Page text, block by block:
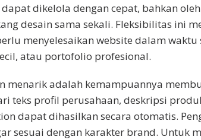
dikelola dengan cepat, bahkan
desain sama sekali. Fleksibilitas ini
menyelesaikan website dalam waktu
atau portofolio profesional.
menarik adalah kemampuannya
teks profil perusahaan, deskripsi
dapat dihasilkan secara otomatis.
sesuai dengan karakter brand. Untuk